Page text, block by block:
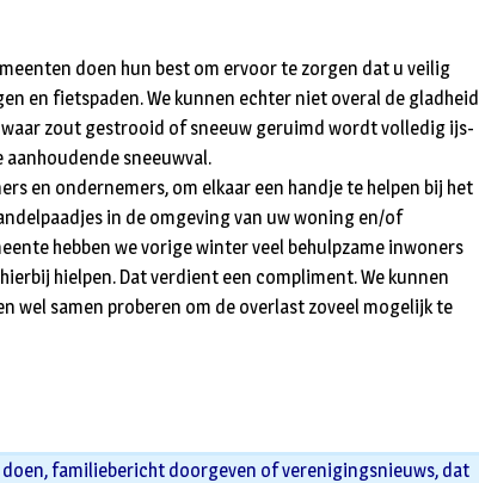
doen hun best om ervoor te zorgen dat u veilig
en fietspaden. We kunnen echter niet overal de gladheid
zout gestrooid of sneeuw geruimd wordt volledig ijs-
sneeuwval.
en ondernemers, om elkaar een handje te helpen bij het
in de omgeving van uw woning en/of
hebben we vorige winter veel behulpzame inwoners
hielpen. Dat verdient een compliment. We kunnen
wel samen proberen om de overlast zoveel mogelijk te
familiebericht doorgeven of verenigingsnieuws, dat